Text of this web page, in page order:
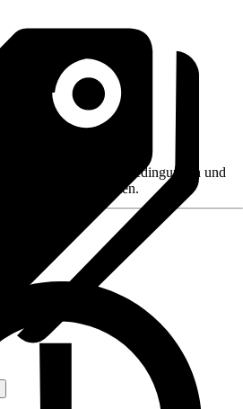
wie z. B. Rückgabebedingungen und
den Verkäufernamen.